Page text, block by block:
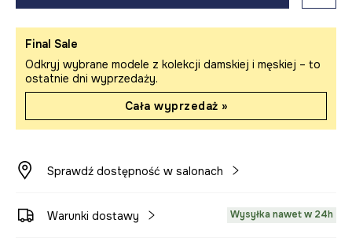
Final Sale
Odkryj wybrane modele z kolekcji damskiej i męskiej – to
ostatnie dni wyprzedaży.
Cała wyprzedaż »
Sprawdź dostępność w salonach
Warunki dostawy Wysyłka nawet w 24h